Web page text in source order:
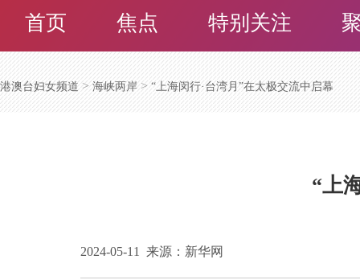
首页 焦点 特别关注
港澳台妇女频道 > 海峡两岸 >“上海闵行·台湾月”在太极交流中启幕
“上
2024-05-11 来源：新华网